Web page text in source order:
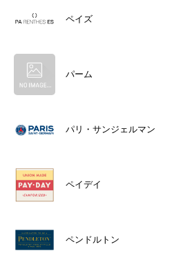
ペイズ
パーム
パリ・サンジェルマン
ペイデイ
ペンドルトン